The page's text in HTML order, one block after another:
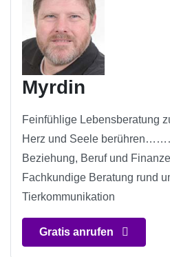
Myrdin
Feinfühlige Lebensberatung
Herz und Seele
Beziehung, Beruf und
Fachkundige Beratung rund
Tierkommunikation
Gratis anrufen